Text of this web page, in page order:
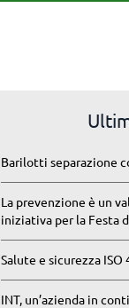
Barilotti separazione
La prevenzione è un
iniziativa per la Festa
Salute e sicurezza ISO
INT, un’azienda in